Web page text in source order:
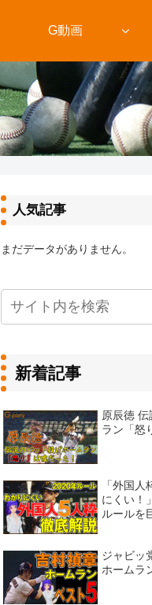
G動画
人気記事
まだデータがありません。
新着記事
原辰徳
ラン「怒
「外国
にくい！
ルールを
ジャビッ
ホームラ